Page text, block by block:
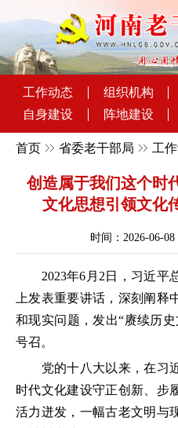
工作动态 组织机构
自身建设
阵地建设
首页 省委老干部局 工
创造属于我们这个
文化思想引领文化
时间：2026-06-
2023年6月2日，习近平
上发表重要讲话，深刻阐
和现实问题，发出“赓续历
号召。
党的十八大以来，在习近
时代文化建设守正创新、步
活力迸发，一幅古老文明与